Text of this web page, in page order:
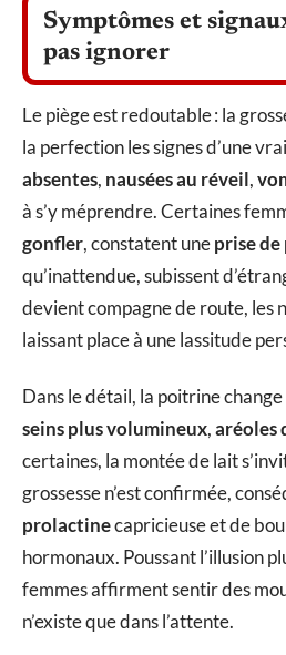
Symptômes et
pas ignorer
Le piège est redoutable : la
la perfection les signes d’une
absentes, nausées au réveil,
à s’y méprendre. Certaines
gonfler, constatent uneprise de
qu’inattendue, subissent
devient compagne de route, les
laissant place à une lassitude
Dans le détail, la poitrine change
seins plus volumineux,aréoles
certaines, la montée de lait
grossesse n’est confirmée,
prolactinecapricieuse et de
hormonaux. Poussant l’illusion
femmes affirment sentir des
n’existe que dans l’attente.